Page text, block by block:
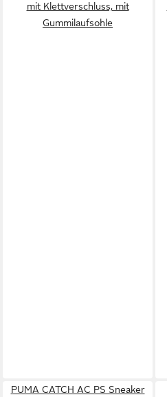
mit Klettverschluss, mit
Gummilaufsohle
PUMA CATCH AC PS Sneaker